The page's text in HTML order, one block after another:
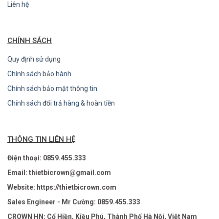
Liên hệ
CHÍNH SÁCH
Quy định sử dụng
Chính sách bảo hành
Chính sách bảo mật thông tin
Chính sách đổi trả hàng & hoàn tiền
THÔNG TIN LIÊN HỆ
Điện thoại: 0859.455.333
Email: thietbicrown@gmail.com
Website: https://thietbicrown.com
Sales Engineer - Mr Cường: 0859.455.333
CROWN HN: Cổ Hiền, Kiều Phú, Thành Phố Hà Nội, Việt Nam